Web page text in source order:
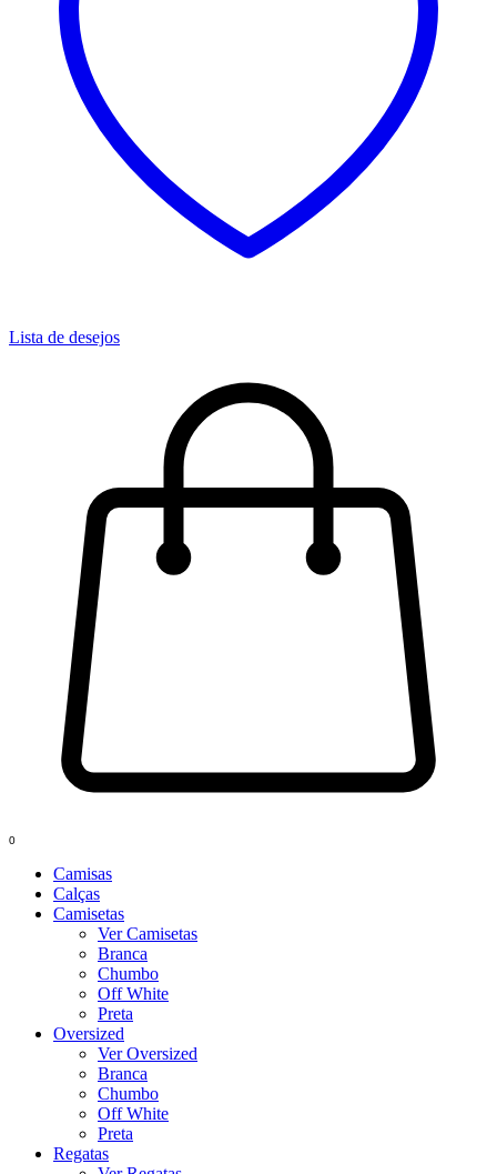
Lista de desejos
0
Camisas
Calças
Camisetas
Ver Camisetas
Branca
Chumbo
Off White
Preta
Oversized
Ver Oversized
Branca
Chumbo
Off White
Preta
Regatas